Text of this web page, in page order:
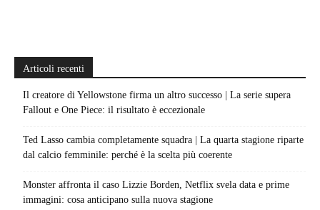
Articoli recenti
Il creatore di Yellowstone firma un altro successo | La serie supera
Fallout e One Piece: il risultato è eccezionale
Ted Lasso cambia completamente squadra | La quarta stagione riparte
dal calcio femminile: perché è la scelta più coerente
Monster affronta il caso Lizzie Borden, Netflix svela data e prime
immagini: cosa anticipano sulla nuova stagione